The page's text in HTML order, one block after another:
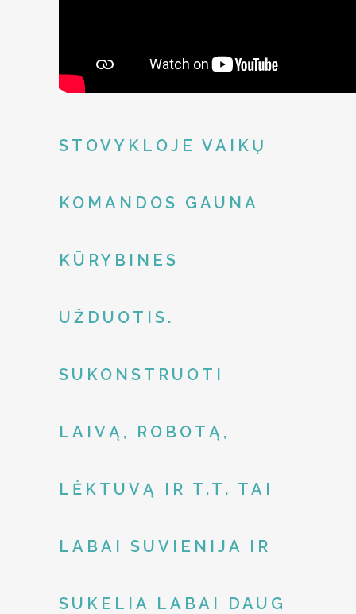
STOVYKLOJE VAIKŲ
KOMANDOS GAUNA
KŪRYBINES
UŽDUOTIS.
SUKONSTRUOTI
LAIVĄ, ROBOTĄ,
LĖKTUVĄ IR T.T. TAI
LABAI SUVIENIJA IR
SUKELIA LABAI DAUG